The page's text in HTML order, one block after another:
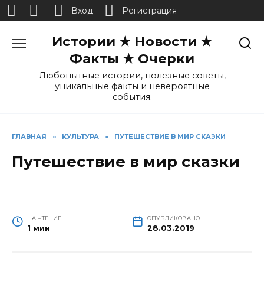
Истории ★ Новости ★
Факты ★ Очерки
Любопытные истории, полезные советы,
уникальные факты и невероятные
события.
ГЛАВНАЯ » КУЛЬТУРА » ПУТЕШЕСТВИЕ В МИР СКАЗКИ
Путешествие в мир сказки
НА ЧТЕНИЕ
1 мин
ОПУБЛИКОВАНО
28.03.2019
Вход Регистрация